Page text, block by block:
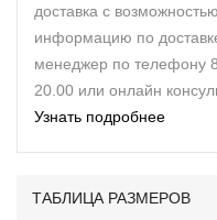
доставка с
информацию по
менеджер по телефону
20.00 или онлайн
Узнать подробнее
ТАБЛИЦА РАЗМЕРОВ